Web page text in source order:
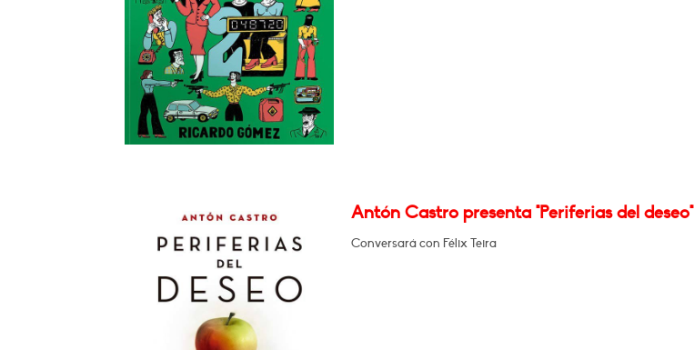
Antón Castro presenta "Periferias del deseo"
Conversará con Félix Teira